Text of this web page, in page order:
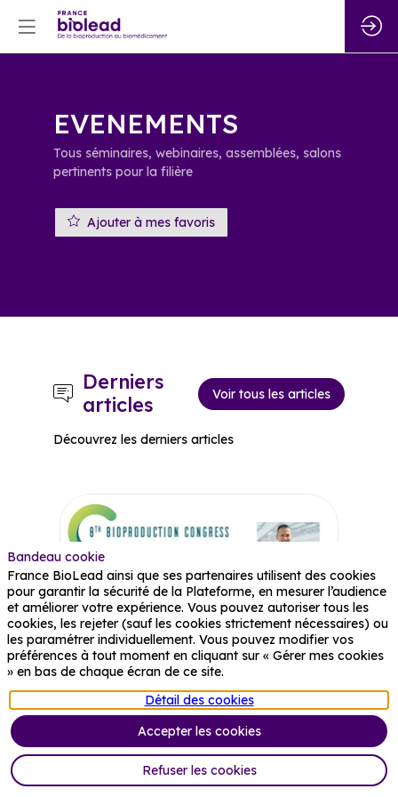
EVENEMENTS
Tous séminaires, webinaires, assemblées, salons
pertinents pour la filière
Ajouter à mes favoris
Derniers
articles
Voir tous les articles
Découvrez les derniers articles
Bandeau cookie
France BioLead ainsi que ses partenaires utilisent des cookies
pour garantir la sécurité de la Plateforme, en mesurer l’audience
et améliorer votre expérience. Vous pouvez autoriser tous les
cookies, les rejeter (sauf les cookies strictement nécessaires) ou
les paramétrer individuellement. Vous pouvez modifier vos
préférences à tout moment en cliquant sur « Gérer mes cookies
» en bas de chaque écran de ce site.
Détail des cookies
Accepter les cookies
Refuser les cookies